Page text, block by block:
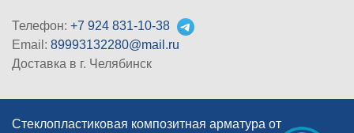
Телефон: +7 924 831-10-38
Email: 89993132280@mail.ru
Доставка в г. Челябинск
Стеклопластиковая композитная арматура от